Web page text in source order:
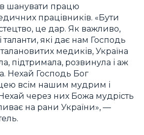
шанувати працю
працівників. «Бути
це дар. Як важливо,
які дає нам Господь
медиків, Україна
підтримала, розвинула і аж
Нехай Господь Бог
всім нашим мудрим і
через них Божа мудрість
на рани України», —